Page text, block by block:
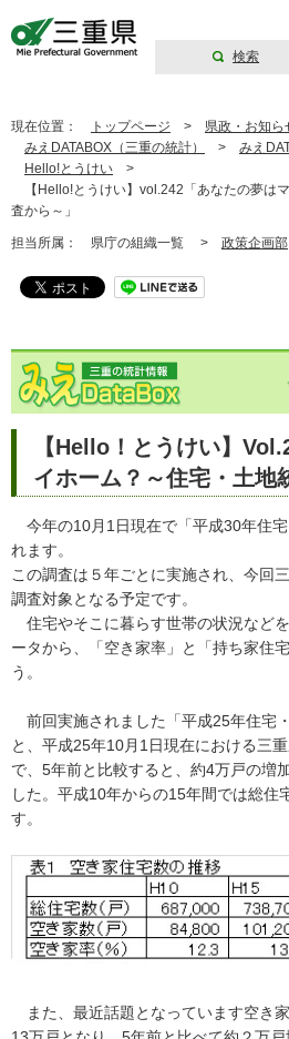
検索
現在位置： トップページ > 県政・お知ら
みえDATABOX（三重の統計）
> みえ
Hello!とうけい >
【Hello!とうけい】vol.242「あなたの夢は
査から～」
担当所属： 県庁の組織一覧 > 政策企画部
【Hello！とうけい】
イホーム？～住宅・土地
今年の10月1日現在で「平成30年住
れます。
この調査は５年ごとに実施され、今回
調査対象となる予定です。
住宅やそこに暮らす世帯の状況など
ータから、「空き家率」と「持ち家住
う。
前回実施されました「平成25年住宅
と、平成25年10月1日現在における三
で、5年前と比較すると、約4万戸の増
した。平成10年からの15年間では総住
す。
また、最近話題となっています空き